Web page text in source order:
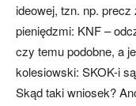
ideowej, tzn. np.
pieniędzmi: KNF –
czy temu podobne, a
kolesiowski: SKOK-i
Skąd taki wniosek?